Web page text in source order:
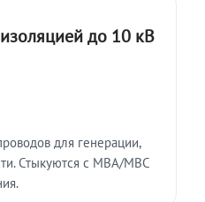
до 10 кВ
для генерации,
Стыкуются с МВА/МВС